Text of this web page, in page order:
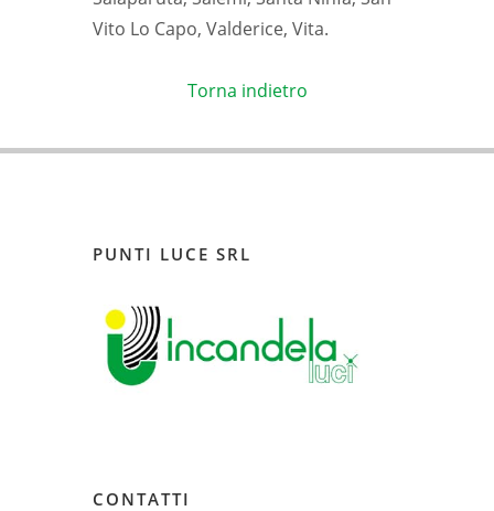
Vito Lo Capo, Valderice, Vita.
Torna indietro
PUNTI LUCE SRL
CONTATTI